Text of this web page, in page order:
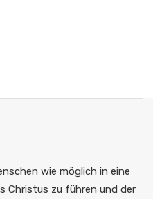
wie möglich in eine
Christus zu führen und der